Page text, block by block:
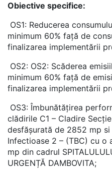
Obiective specifice:
OS1: Reducerea
minimum 60% față de
finalizarea implementării
OS2: OS2: Scăderea
minimum 60% față de
finalizarea implementării
OS3: Îmbunătățirea
clădirile C1 – Cladire
desfășurată de 2852 mp
Infectioase 2 – (TBC) cu o
mp din cadrul
URGENȚĂ DAMBOVITA;